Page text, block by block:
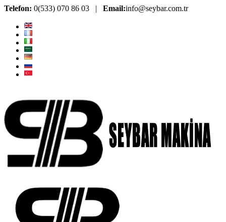
Telefon: 0(533) 070 86 03 | Email:info@seybar.com.tr